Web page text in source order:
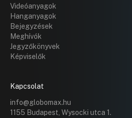
Videóanyagok
Hanganyagok
Bejegyzések
Meghívók
Jegyzőkönyvek
Képviselők
Kapcsolat
info@globomax.hu
1155 Budapest, Wysocki utca 1.